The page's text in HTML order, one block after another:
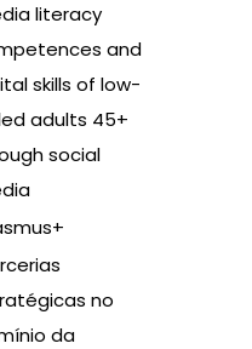
literacy
and
skills of low-
adults 45+
social
no
da